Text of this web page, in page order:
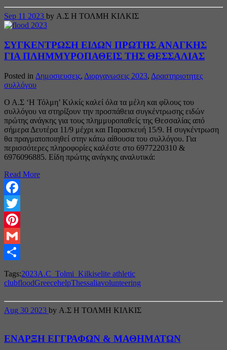
Sep 11 2023 by Α.Σ Η ΤΟΛΜΗ ΚΙΛΚΙΣ
ΣΥΓΚΕΝΤΡΩΣΗ ΕΙΔΩΝ ΠΡΩΤΗΣ ΑΝΑΓΚΗΣ
ΓΙΑ ΠΛΗΜΜΥΡΟΠΑΘΕΙΣ ΤΗΣ ΘΕΣΣΑΛΙΑΣ
Posted in Δημοσιευσεις, Διοργανωσεις 2023, Δραστηριοτητες
συλλόγου
Ο Α.Σ ‘Η Τόλμη’ Κιλκίς καλεί όλα τα μέλη και φίλους του
συλλόγου να στηρίξουν την προσπάθεια συγκέντρωσης ειδών
πρώτης ανάγκης για τους πλημμυροπαθείς της Θεσσαλίας από
σήμερα Δευτέρα 11/9 μέχρι και Παρασκευή 15/9. Η συγκέντρωση
θα πραγματοποιηθεί στην κάτω αίθουσα του συλλόγου. Για
περισσότερες πληροφορίες καλέστε στο 6977220310 &
6976096885. Είδη πρώτης ανάγκης αναλυτικά:
Read More
Facebook
Twitter
Pinterest
Gmail
Tags:2023A.C_Tolmi_Kilkiselite athletic
clubfloodGreecehelpThessaliavolunteering
Aug 30 2023 by Α.Σ Η ΤΟΛΜΗ ΚΙΛΚΙΣ
ΕΝΑΡΞΗ ΕΓΓΡΑΦΩΝ & ΜΑΘΗΜΑΤΩΝ